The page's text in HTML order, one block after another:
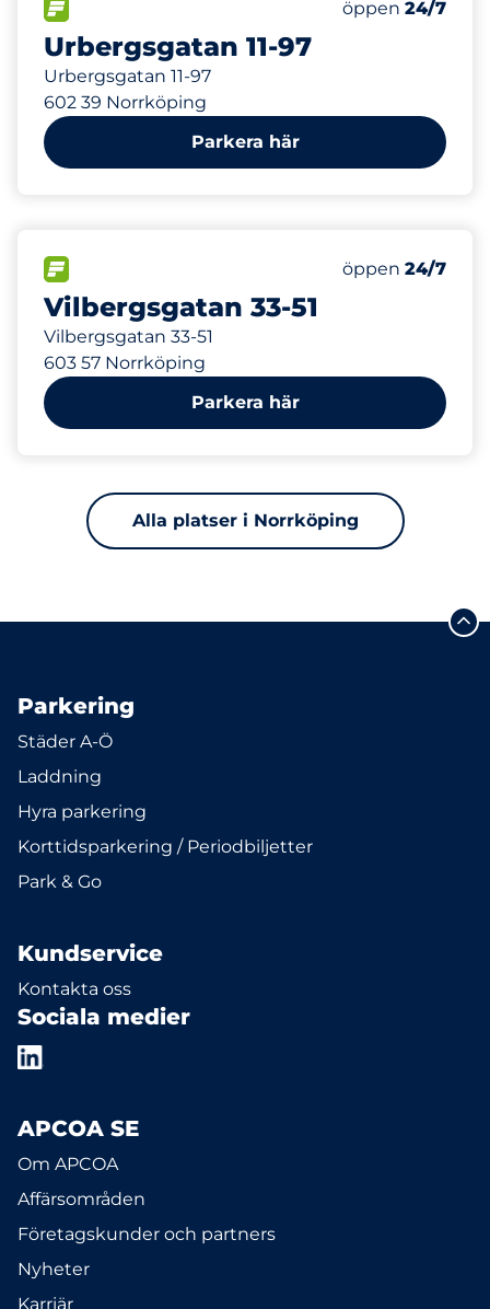
Urbergsgatan 11-97
Urbergsgatan 11-97
602 39 Norrköping
Antal
Totalt antal
Onsdag&nbsp
öppen 24/7
Parkera här
Vilbergsgatan 33-51
Vilbergsgatan 33-51
603 57 Norrköping
Antal
Totalt antal
Onsdag&nbsp
öppen 24/7
Parkera här
Alla platser i Norrköping
Parkering
Städer A-Ö
Laddning
Hyra parkering
Korttidsparkering / Periodbiljetter
Park & Go
Kundservice
Kontakta oss
Sociala medier
APCOA SE
Om APCOA
Affärsområden
Företagskunder och partners
Nyheter
Karriär